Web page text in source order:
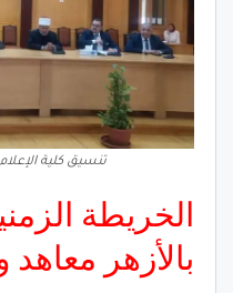
تنسيق كلية الإعلام
الخريطة
بالأزهر